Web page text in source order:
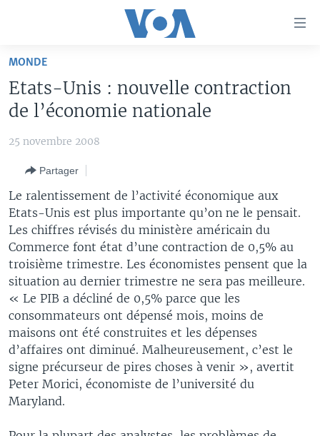
Retour
navigation
Retour
la
recherche
AFRIQUE
SPORT
TV
WASHINGTON FORUM
CORRESPONDANT VOA
FOCUS SAHEL
REPORTAGES
VOUS + NOUS
CARNET DE SANTÉ
À VOTRE AVIS
VOTRE SANTÉ VOTRE AVENIR
LE MONDE AU FÉMININ
L'AMÉRIQUE ET VOUS
DIALOGUE DES RELIGIONS
RM SHOW
BAMBARA
FULFULDE
LINGALA
SANGO
Apprenez L'anglais
SUIVEZ-NOUS
Langues
MONDE
Etats-Unis : nouvelle contraction
de l’économie nationale
25 novembre 2008
Partager
Le ralentissement de l’activité économique aux
Etats-Unis est plus importante qu’on ne le pensait.
Les chiffres révisés du ministère américain du
Commerce font état d’une contraction de 0,5% au
troisième trimestre. Les économistes pensent que la
situation au dernier trimestre ne sera pas meilleure.
« Le PIB a décliné de 0,5% parce que les
consommateurs ont dépensé mois, moins de
maisons ont été construites et les dépenses
d’affaires ont diminué. Malheureusement, c’est le
signe précurseur de pires choses à venir », avertit
Peter Morici, économiste de l’université du
Maryland.